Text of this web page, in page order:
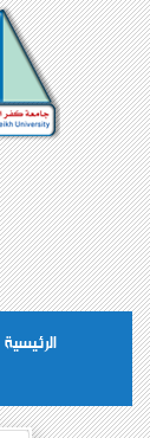
الرئيسية